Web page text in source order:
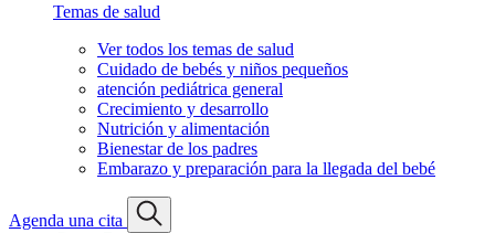
Temas de salud
Ver todos los temas de salud
Cuidado de bebés y niños pequeños
atención pediátrica general
Crecimiento y desarrollo
Nutrición y alimentación
Bienestar de los padres
Embarazo y preparación para la llegada del bebé
Agenda una cita